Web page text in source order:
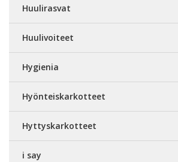
Huulirasvat
Huulivoiteet
Hygienia
Hyönteiskarkotteet
Hyttyskarkotteet
i say